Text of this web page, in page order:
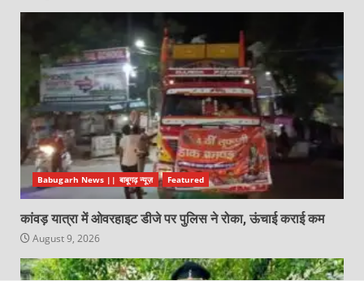
Babugarh News || बाबूगढ़ न्यूज़ Featured
कांवड़ यात्रा में ओवरहाइट डीजे पर पुलिस ने रोका, ऊंचाई कराई कम
August 9, 2026